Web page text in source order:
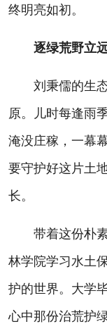
终明亮如初。
逐绿荒野立
刘秉儒的生态
原。儿时每逢雨
淹没庄稼，一幕
要守护好这片土
长。
带着这份朴素
林学院学习水土
护的世界。大学
心中那份治荒护